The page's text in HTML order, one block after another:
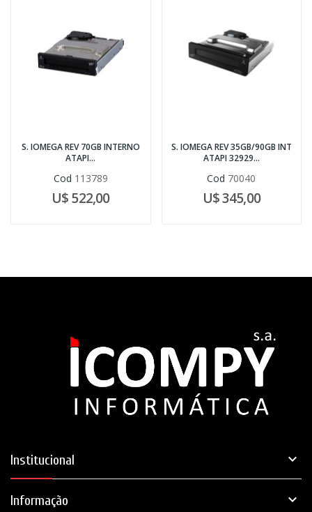
S. IOMEGA REV 70GB INTERNO
ATAPI...
Cod 113789
U$ 522,00
S. IOMEGA REV 35GB/90GB INT
ATAPI 32929...
Cod 70040
U$ 345,00
Institucional 
Informação 